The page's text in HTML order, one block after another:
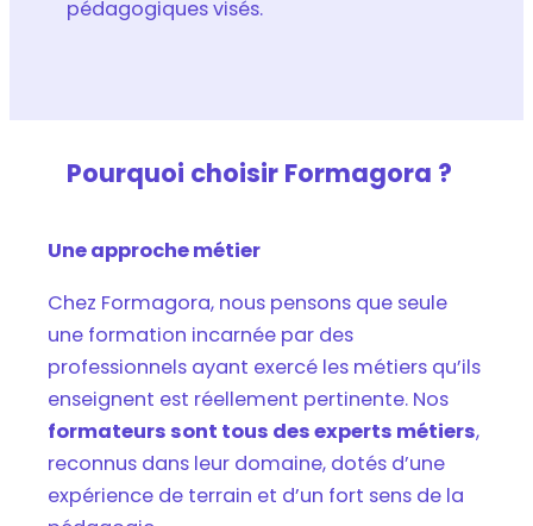
pédagogiques visés.
Pourquoi choisir Formagora ?
Une approche métier
Chez Formagora, nous pensons que seule
une formation incarnée par des
professionnels ayant exercé les métiers qu’ils
enseignent est réellement pertinente. Nos
formateurs sont tous des experts métiers,
reconnus dans leur domaine, dotés d’une
expérience de terrain et d’un fort sens de la